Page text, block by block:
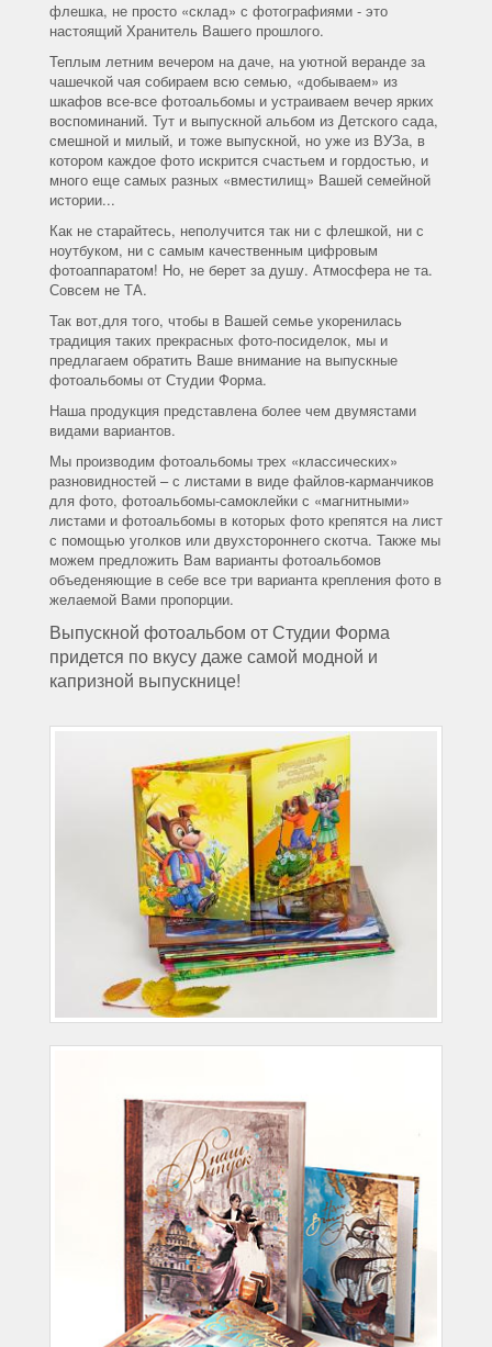
флешка, не просто «склад» с фотографиями - это
настоящий Хранитель Вашего прошлого.
Теплым летним вечером на даче, на уютной веранде за
чашечкой чая собираем всю семью, «добываем» из
шкафов все-все фотоальбомы и устраиваем вечер ярких
воспоминаний. Тут и выпускной альбом из Детского сада,
смешной и милый, и тоже выпускной, но уже из ВУЗа, в
котором каждое фото искрится счастьем и гордостью, и
много еще самых разных «вместилищ» Вашей семейной
истории...
Как не старайтесь, неполучится так ни с флешкой, ни с
ноутбуком, ни с самым качественным цифровым
фотоаппаратом! Но, не берет за душу. Атмосфера не та.
Совсем не ТА.
Так вот,для того, чтобы в Вашей семье укоренилась
традиция таких прекрасных фото-посиделок, мы и
предлагаем обратить Ваше внимание на выпускные
фотоальбомы от Студии Форма.
Наша продукция представлена более чем двумястами
видами вариантов.
Мы производим фотоальбомы трех «классических»
разновидностей – с листами в виде файлов-карманчиков
для фото, фотоальбомы-самоклейки с «магнитными»
листами и фотоальбомы в которых фото крепятся на лист
с помощью уголков или двухстороннего скотча. Также мы
можем предложить Вам варианты фотоальбомов
объеденяющие в себе все три варианта крепления фото в
желаемой Вами пропорции.
Выпускной фотоальбом от Студии Форма
придется по вкусу даже самой модной и
капризной выпускнице!